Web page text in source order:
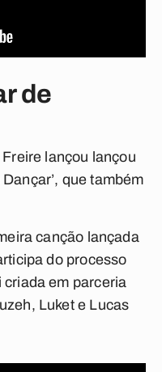
de
lançou lançou
que também
canção lançada
do processo
em parceria
Luket e Lucas